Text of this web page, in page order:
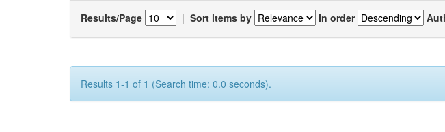
Results/Page | Sort items by In order
Results 1-1 of 1 (Search time: 0.0 seconds).